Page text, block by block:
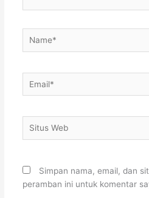
Name*
Simpan nama, email, dan
peramban ini untuk komentar